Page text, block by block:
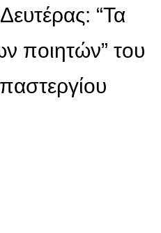
“Τα
ποιητών” του